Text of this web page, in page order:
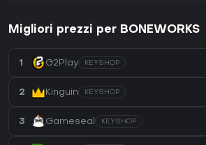
Migliori prezzi per BONEWORKS
1 G2Play KEYSHOP
2 Kinguin KEYSHOP
3 Gameseal KEYSHOP